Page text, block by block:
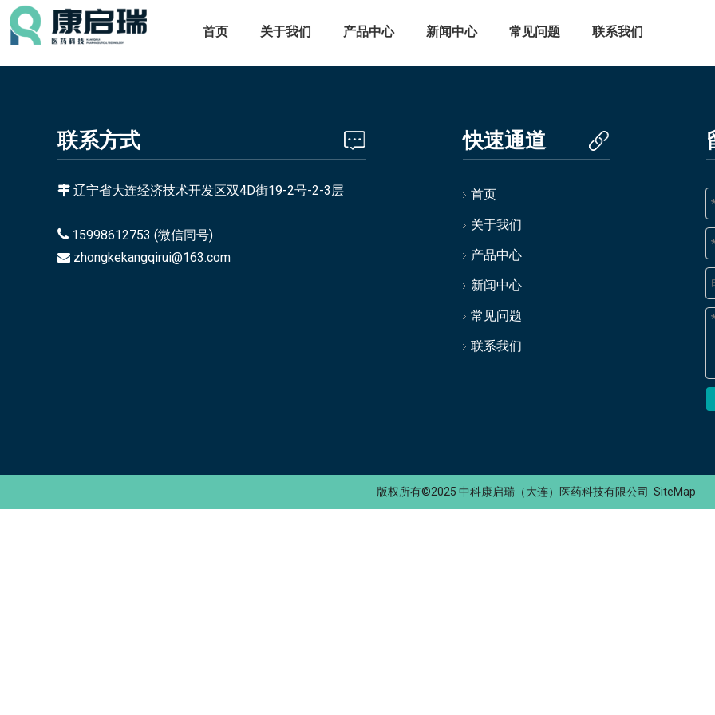
首页 关于我们 产品中心 新闻中心 常见问题 联系我们
联系方式
 辽宁省大连经济技术开发区双4D街19-2号-2-3层
 15998612753 (微信同号)
 zhongkekangqirui@163.com
快速通道
首页
关于我们
产品中心
新闻中心
常见问题
联系我们
版权所有©2025 中科康启瑞（大连）医药科技有限公司 SiteMap